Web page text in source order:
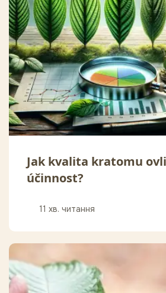
Jak kvalita kratomu
účinnost?
11 хв. читання